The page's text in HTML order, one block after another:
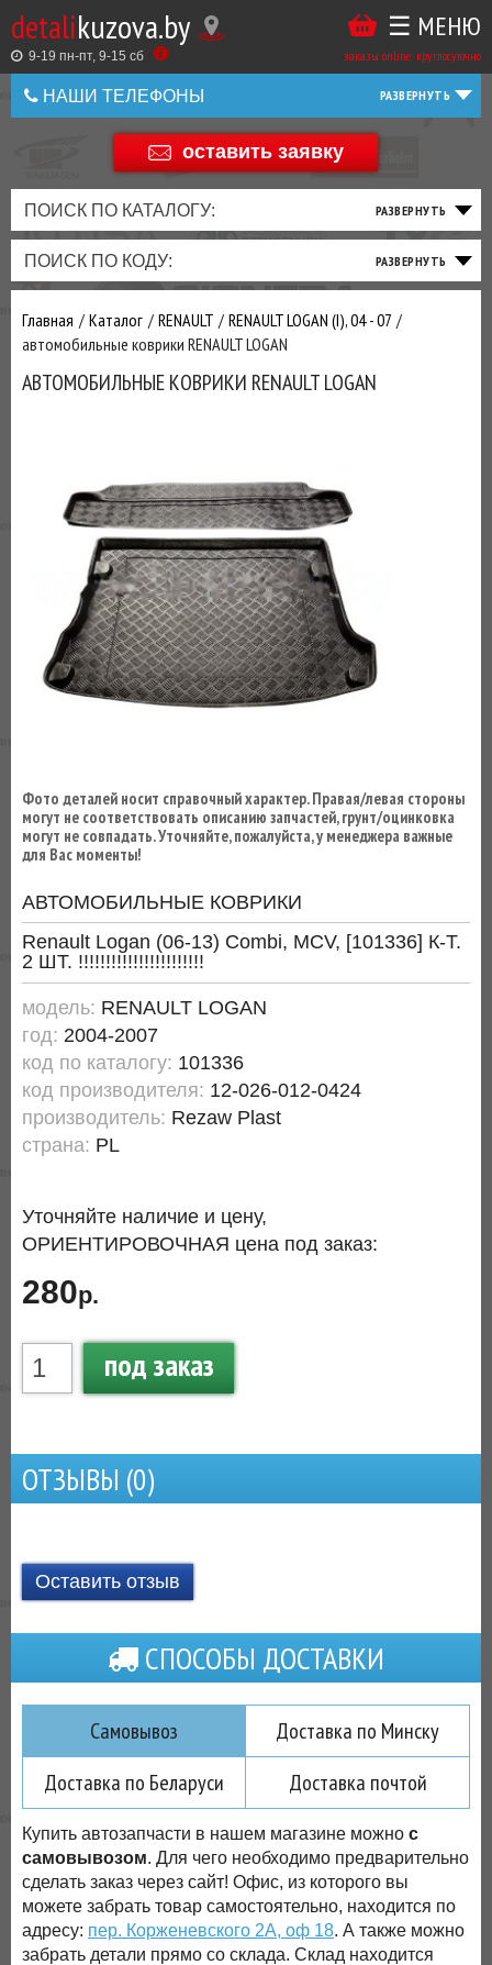
detalikuzova.by
9-19 пн-пт, 9-15 cб заказы online: круглосуточно
☰ МЕНЮ
НАШИ ТЕЛЕФОНЫ
+375 44 586 05 44
оставить заявку
ПОИСК ПО КАТАЛОГУ:
ПОИСК ПО КОДУ:
Главная Каталог RENAULT
RENAULT LOGAN (I), 04 - 07
автомобильные коврики RENAULT LOGAN
АВТОМОБИЛЬНЫЕ КОВРИКИ RENAULT LOGAN
Фото деталей носит справочный характер. Правая/левая стороны
могут не соответствовать описанию запчастей, грунт/оцинковка
могут не совпадать. Уточняйте, пожалуйста, у менеджера важные
для Вас моменты!
АВТОМОБИЛЬНЫЕ КОВРИКИ
Renault Logan (06-13) Combi, MCV, [101336] К-Т.
2 ШТ. !!!!!!!!!!!!!!!!!!!!!!!
модель: RENAULT LOGAN
год: 2004-2007
код по каталогу: 101336
код производителя: 12-026-012-0424
производитель: Rezaw Plast
страна: PL
Уточняйте наличие и цену,
ОРИЕНТИРОВОЧНАЯ цена под заказ:
280р.
под заказ
ОТЗЫВЫ (0)
Оставить отзыв
Оставить
Оценить
товар
СПОСОБЫ ДОСТАВКИ
Самовывоз
Доставка по Минску
Доставка по Беларуси
Доставка почтой
Купить автозапчасти в нашем магазине можно с
самовывозом. Для чего необходимо предварительно
сделать заказ через сайт! Офис, из которого вы
можете забрать товар самостоятельно, находится по
адресу: пер. Корженевского 2А, оф 18. А также можно
забрать детали прямо со склада. Склад находится
Купить
в
1
Беларусь
+375
+375
ТАКЖЕ
ВЫ
МОЖЕТЕ
У
ЗАКАЗАТЬ
ТО
ФИЛЬТРА
ТОРМОЗНАЯ
СИСТЕМА
ПОДВЕСКА
РУЛЕВОЕ
ТРАНСМИССИЯ
ПРИВОД
ДВИГАТЕЛЬ
ВЫХЛОП
ЭЛЕКТРИКА
ОСВЕЩЕНИЕ
ДОБАВИВ
МАСЛАИ ДРУГИЕ